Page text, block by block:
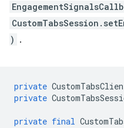
) .
private
private
private final